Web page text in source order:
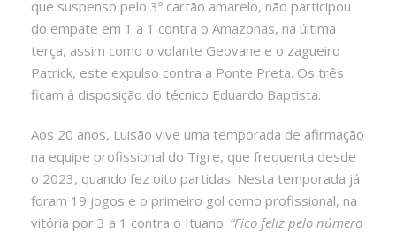
que suspenso pelo 3º cartão amarelo, não participou
do empate em 1 a 1 contra o Amazonas, na última
terça, assim como o volante Geovane e o zagueiro
Patrick, este expulso contra a Ponte Preta. Os três
ficam à disposição do técnico Eduardo Baptista.
Aos 20 anos, Luisão vive uma temporada de afirmação
na equipe profissional do Tigre, que frequenta desde
o 2023, quando fez oito partidas. Nesta temporada já
foram 19 jogos e o primeiro gol como profissional, na
vitória por 3 a 1 contra o Ituano. “Fico feliz pelo número